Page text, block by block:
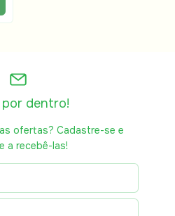
por dentro!
ofertas? Cadastre-se e
a recebê-las!